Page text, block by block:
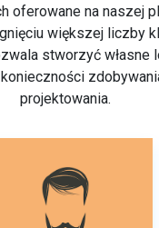
oferowane na naszej
większej liczby
stworzyć własne
projektowania.